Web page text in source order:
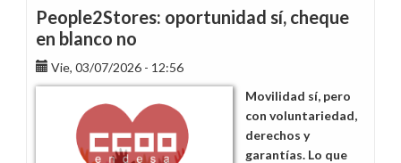
incertidumbre
garantizada
People2Stores: oportunidad sí, cheque
en blanco no
Vie, 03/07/2026 - 12:56
Movilidad sí, pero
con voluntariedad,
derechos y
garantías. Lo que